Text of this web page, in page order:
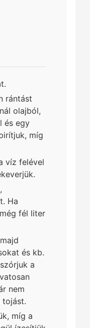
rántást
olajból,
és egy
míg
víz felével
Ha
fél liter
és kb.
a
nem
tojást.
míg a